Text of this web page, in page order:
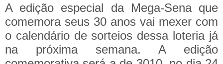
A edição especial da Mega-Senaque
comemora seus 30 anos vai mexer com
o calendário de sorteios dessa loteria já
na próxima semana. A edição